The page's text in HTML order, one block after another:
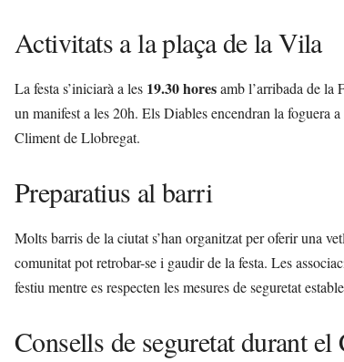
Activitats a la plaça de la Vila
La festa s’iniciarà a les 19.30 horesamb l’arribada de la
un manifest a les 20h. Els Diables encendran la foguera
Climent de Llobregat.
Preparatius al barri
Molts barris de la ciutat s’han organitzat per oferir una
comunitat pot retrobar-se i gaudir de la festa. Les
festiu mentre es respecten les mesures de seguretat
Consells de seguretat durant el